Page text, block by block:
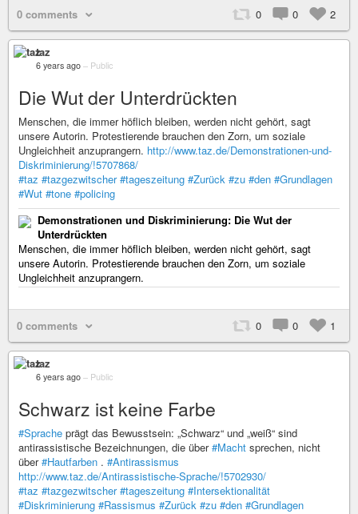
0 comments 0 0 2
taz
6 years ago – Public
Die Wut der Unterdrückten
Menschen, die immer höflich bleiben, werden nicht gehört, sagt
unsere Autorin. Protestierende brauchen den Zorn, um soziale
Ungleichheit anzuprangern. http://www.taz.de/Demonstrationen-und-
Diskriminierung/!5707868/
#taz #tazgezwitscher #tageszeitung #Zurück #zu #den #Grundlagen
#Wut #tone #policing
Demonstrationen und Diskriminierung: Die Wut der
Unterdrückten
Menschen, die immer höflich bleiben, werden nicht gehört, sagt
unsere Autorin. Protestierende brauchen den Zorn, um soziale
Ungleichheit anzuprangern.
0 comments 0 0 1
taz
6 years ago – Public
Schwarz ist keine Farbe
#Sprache prägt das Bewusstsein: „Schwarz“ und „weiß“ sind
antirassistische Bezeichnungen, die über#Macht sprechen, nicht
über#Hautfarben . #Antirassismus
http://www.taz.de/Antirassistische-Sprache/!5702930/
#taz #tazgezwitscher #tageszeitung #Intersektionalität
#Diskriminierung #Rassismus #Zurück #zu #den #Grundlagen